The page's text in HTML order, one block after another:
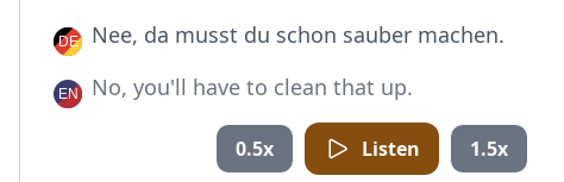
Nee, da musst du schon sauber machen.
No, you'll have to clean that up.
0.5x Listen 1.5x